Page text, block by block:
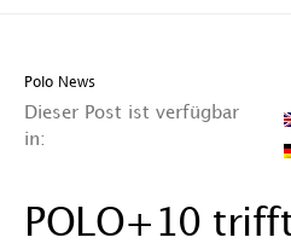
Polo News
Dieser Post ist verfügbar
in:
POLO+10